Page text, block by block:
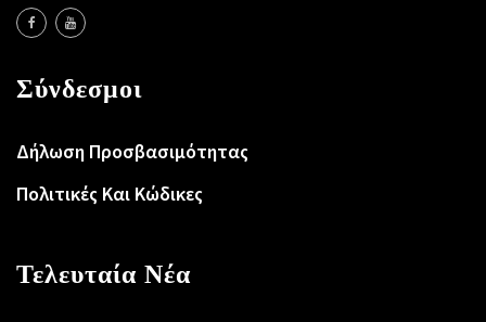
Σύνδεσμοι
Δήλωση Προσβασιμότητας
Πολιτικές Και Κώδικες
Τελευταία Νέα